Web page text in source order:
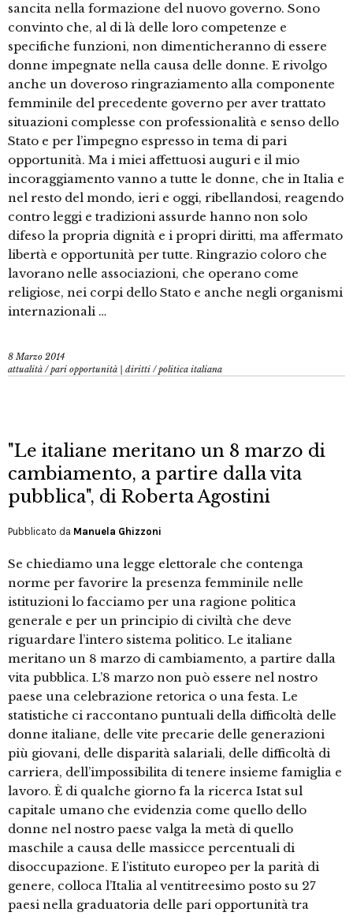
sancita nella formazione del nuovo governo. Sono
convinto che, al di là delle loro competenze e
specifiche funzioni, non dimenticheranno di essere
donne impegnate nella causa delle donne. E rivolgo
anche un doveroso ringraziamento alla componente
femminile del precedente governo per aver trattato
situazioni complesse con professionalità e senso dello
Stato e per l’impegno espresso in tema di pari
opportunità. Ma i miei affettuosi auguri e il mio
incoraggiamento vanno a tutte le donne, che in Italia e
nel resto del mondo, ieri e oggi, ribellandosi, reagendo
contro leggi e tradizioni assurde hanno non solo
difeso la propria dignità e i propri diritti, ma affermato
libertà e opportunità per tutte. Ringrazio coloro che
lavorano nelle associazioni, che operano come
religiose, nei corpi dello Stato e anche negli organismi
internazionali …
8 Marzo 2014
attualità /pari opportunità | diritti /politica italiana
"Le italiane meritano un 8 marzo di
cambiamento, a partire dalla vita
pubblica", di Roberta Agostini
Pubblicato da Manuela Ghizzoni
Se chiediamo una legge elettorale che contenga
norme per favorire la presenza femminile nelle
istituzioni lo facciamo per una ragione politica
generale e per un principio di civiltà che deve
riguardare l’intero sistema politico. Le italiane
meritano un 8 marzo di cambiamento, a partire dalla
vita pubblica. L’8 marzo non può essere nel nostro
paese una celebrazione retorica o una festa. Le
statistiche ci raccontano puntuali della difficoltà delle
donne italiane, delle vite precarie delle generazioni
più giovani, delle disparità salariali, delle difficoltà di
carriera, dell’impossibilita di tenere insieme famiglia e
lavoro. È di qualche giorno fa la ricerca Istat sul
capitale umano che evidenzia come quello dello
donne nel nostro paese valga la metà di quello
maschile a causa delle massicce percentuali di
disoccupazione. E l’istituto europeo per la parità di
genere, colloca l’Italia al ventitreesimo posto su 27
paesi nella graduatoria delle pari opportunità tra